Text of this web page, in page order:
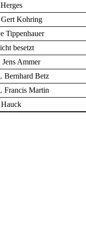
Kohring
Tippenhauer
besetzt
Jens Ammer
Bernhard Betz
Francis Martin